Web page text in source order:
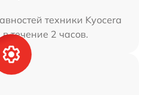
техники Kyocera
течение 2 часов.